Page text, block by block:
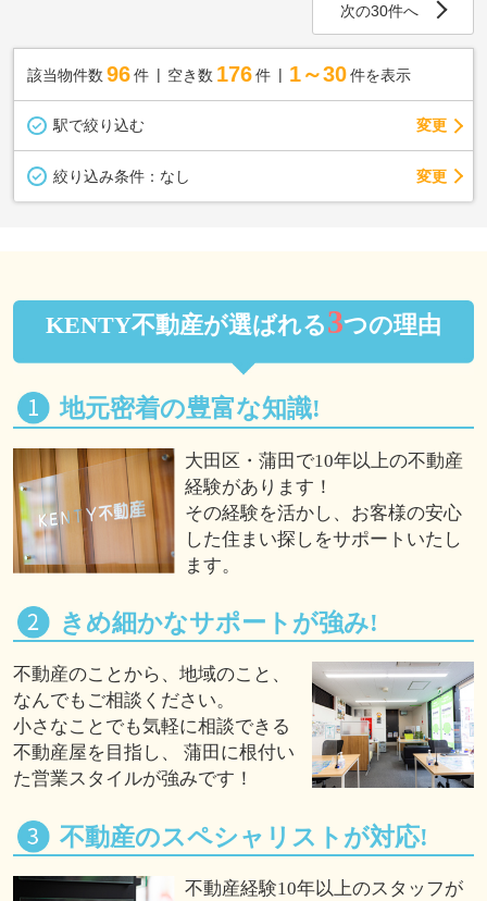
次の30件へ
該当物件数 96件 空き数 176 件 1～30 件を表示
駅で絞り込む 変更
絞り込み条件： なし 変更
KENTY不動産が選ばれる3つの理由
地元密着の豊富な知識!
大田区・蒲田で10年以上の不動産
経験があります！
その経験を活かし、お客様の安心
した住まい探しをサポートいたし
ます。
きめ細かなサポートが強み!
不動産のことから、地域のこと、
なんでもご相談ください。
小さなことでも気軽に相談できる
不動産屋を目指し、 蒲田に根付い
た営業スタイルが強みです！
不動産のスペシャリストが対応!
不動産経験10年以上のスタッフが